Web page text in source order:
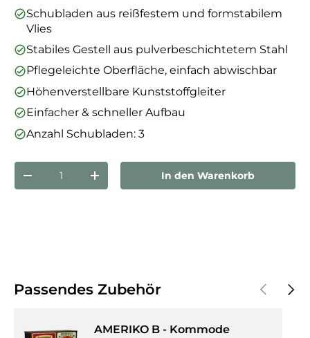
Schubladen aus reißfestem und formstabilem
Vlies
Stabiles Gestell aus pulverbeschichtetem Stahl
Pflegeleichte Oberfläche, einfach abwischbar
Höhenverstellbare Kunststoffgleiter
Einfacher & schneller Aufbau
Anzahl Schubladen: 3
Anzahl
Menge verringernMenge erhöhenIn den Warenkorb
Passendes Zubehör Vorherige
AMERIKO B - Kommode